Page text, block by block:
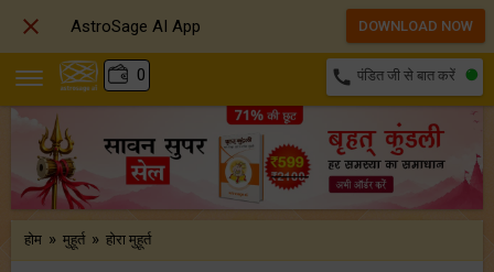
0 call पंडित जी से बात करें
होम » मुहूर्त » होरा मुहूर्त
 AstroSage AI App DOWNLOAD NOW